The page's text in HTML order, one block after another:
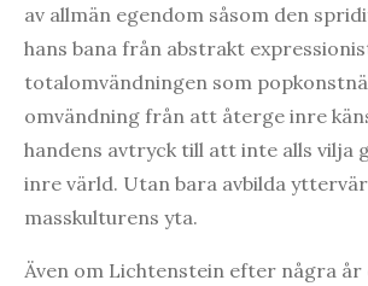
av allmän egendom såsom den
hans bana från abstrakt
totalomvändningen som
omvändning från att återge inre
handens avtryck till att inte alls vilja
inre värld. Utan bara avbilda
masskulturens yta.
Även om Lichtenstein efter några år